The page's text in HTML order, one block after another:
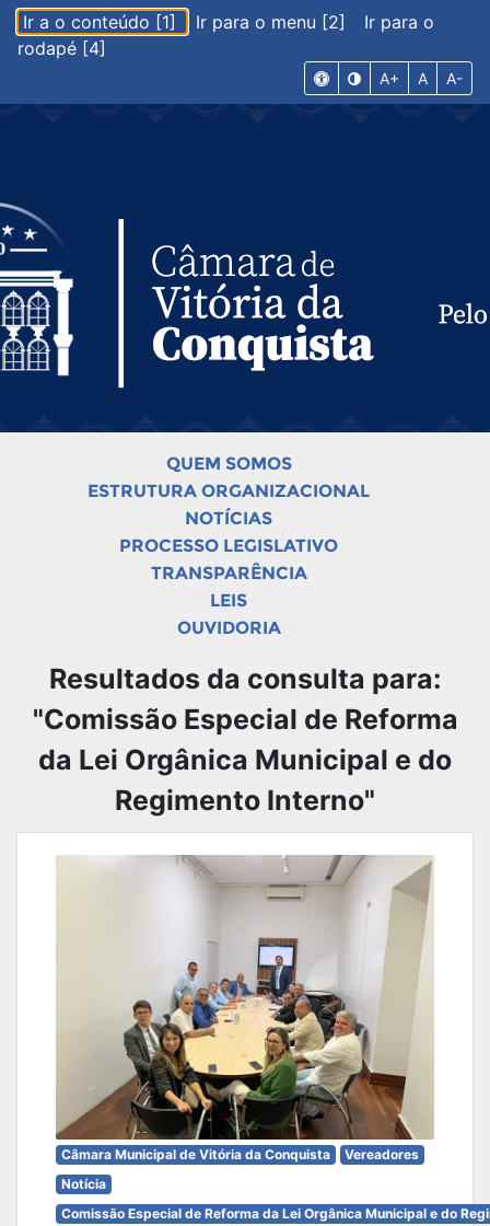
Ir a o conteúdo [1] Ir para o menu [2]
Ir para o
rodapé [4]
A+ A A-
QUEM SOMOS
ESTRUTURA ORGANIZACIONAL
NOTÍCIAS
PROCESSO LEGISLATIVO
TRANSPARÊNCIA
LEIS
OUVIDORIA
Resultados da consulta para:
"Comissão Especial de Reforma
da Lei Orgânica Municipal e do
Regimento Interno"
Câmara Municipal de Vitória da Conquista
Vereadores
Notícia
Comissão Especial de Reforma da Lei Orgânica Municipal e do